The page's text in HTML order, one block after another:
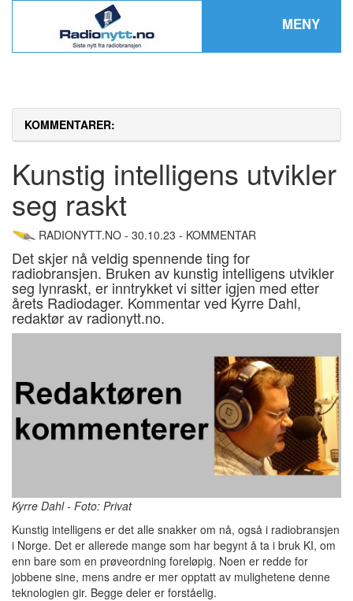
MENY
KOMMENTARER:
Kunstig intelligens utvikler
seg raskt
RADIONYTT.NO - 30.10.23 - KOMMENTAR
Det skjer nå veldig spennende ting for
radiobransjen. Bruken av kunstig intelligens utvikler
seg lynraskt, er inntrykket vi sitter igjen med etter
årets Radiodager. Kommentar ved Kyrre Dahl,
redaktør av radionytt.no.
Kyrre Dahl - Foto: Privat
Kunstig intelligens er det alle snakker om nå, også i radiobransjen
i Norge. Det er allerede mange som har begynt å ta i bruk KI, om
enn bare som en prøveordning foreløpig. Noen er redde for
jobbene sine, mens andre er mer opptatt av mulighetene denne
teknologien gir. Begge deler er forståelig.